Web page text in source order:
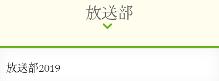
放送部
放送部2019